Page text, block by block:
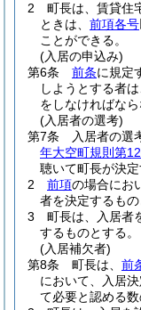
2
町長は、賃貸住
ときは、 前項各号
ことができる。
(入居の申込み)
第6条
前条に規定
しようとする者
をしなければなら
(入居者の選考)
第7条
入居者の選
年大空町規則第
聴いて町長が決定
2
前項の場合にお
者を決定するも
3
町長は、入居者
するものとする。
(入居補欠者)
第8条
町長は、 前
において、入居
て必要と認める